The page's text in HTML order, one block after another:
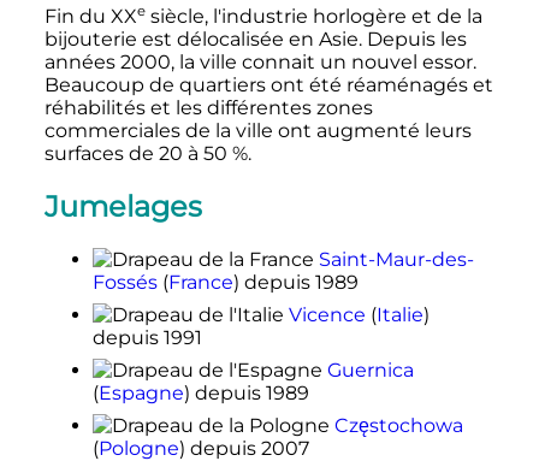
Fin du XXe siècle, l'industrie horlogère et de la
bijouterie est délocalisée en Asie. Depuis les
années 2000, la ville connait un nouvel essor.
Beaucoup de quartiers ont été réaménagés et
réhabilités et les différentes zones
commerciales de la ville ont augmenté leurs
surfaces de 20 à 50 %.
Jumelages
Saint-Maur-des-
Fossés (France) depuis 1989
Vicence (Italie)
depuis 1991
Guernica
(Espagne) depuis 1989
Częstochowa
(Pologne) depuis 2007